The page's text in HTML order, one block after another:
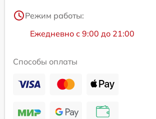
Режим работы:
Ежедневно с 9:00 до 21:00
Способы оплаты